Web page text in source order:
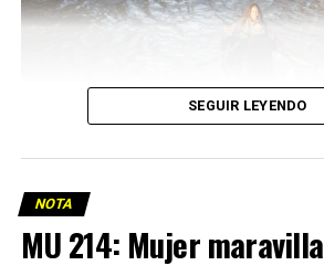
SEGUIR LEYENDO
NOTA
MU 214: Mujer maravilla